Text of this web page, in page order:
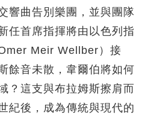
響曲告別樂團，並與團隊
任首席指揮將由以色列指
Meir Wellber）接
餘音未散，韋爾伯將如何
？這支與布拉姆斯擦肩而
紀後，成為傳統與現代的